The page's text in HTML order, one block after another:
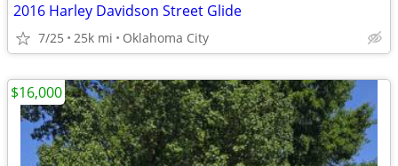
2016 Harley Davidson Street Glide
7/25 25k mi Oklahoma City
$16,000